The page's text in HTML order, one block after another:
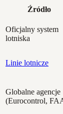
Źródło
Oficjalny system
lotniska
Linie lotnicze
Globalne agencje
(Eurocontrol,